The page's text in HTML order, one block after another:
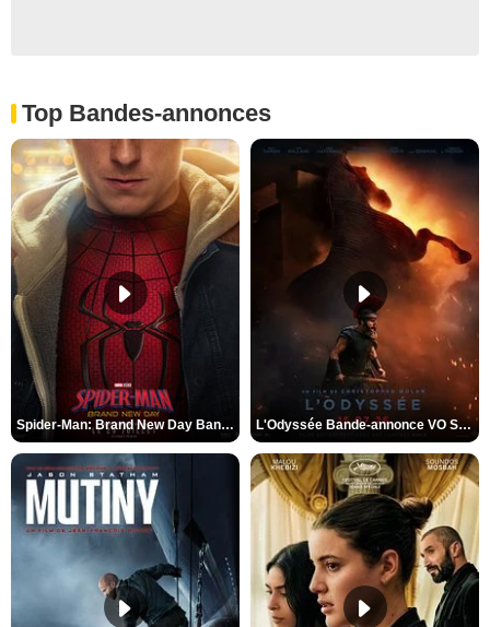
Top Bandes-annonces
Spider-Man: Brand New Day Bande-annonce VO STFR L'Odyssée Bande-annonce VO STFR